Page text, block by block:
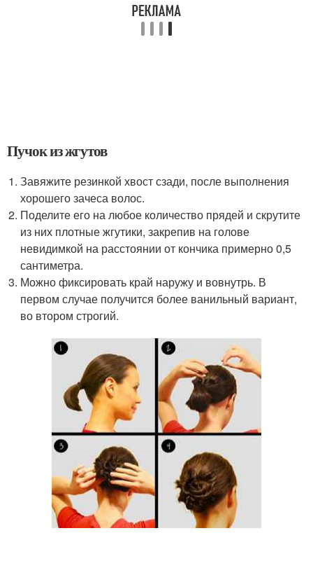
Пучок из жгутов
Завяжите резинкой хвост сзади, после выполнения
хорошего зачеса волос.
Поделите его на любое количество прядей и скрутите
из них плотные жгутики, закрепив на голове
невидимкой на расстоянии от кончика примерно 0,5
сантиметра.
Можно фиксировать край наружу и вовнутрь. В
первом случае получится более ванильный вариант,
во втором строгий.